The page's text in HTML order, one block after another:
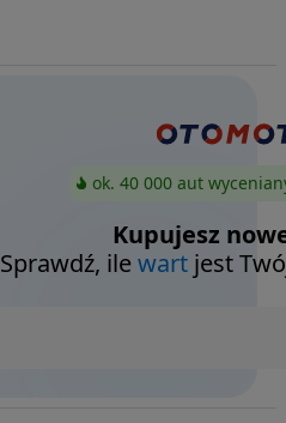
ok. 40 000 aut
Kupujesz
Sprawdź, ilewart jest